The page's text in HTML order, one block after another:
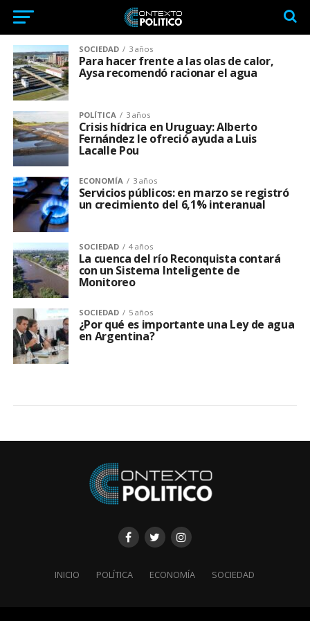
SOCIEDAD 3 años
Para hacer frente a las olas de calor,
Aysa recomendó racionar el agua
POLÍTICA 3 años
Crisis hídrica en Uruguay: Alberto
Fernández le ofreció ayuda a Luis
Lacalle Pou
ECONOMÍA 3 años
Servicios públicos: en marzo se registró
un crecimiento del 6,1% interanual
SOCIEDAD 4 años
La cuenca del río Reconquista contará
con un Sistema Inteligente de
Monitoreo
SOCIEDAD 5 años
¿Por qué es importante una Ley de agua
en Argentina?
INICIO POLÍTICA ECONOMÍA SOCIEDAD